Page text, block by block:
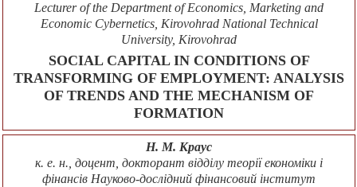
Lecturer of the Department of Economics, Marketing and
Economic Cybernetics, Kirovohrad National Technical
University, Kirovohrad
SOCIAL CAPITAL IN CONDITIONS OF
TRANSFORMING OF EMPLOYMENT: ANALYSIS
OF TRENDS AND THE MECHANISM OF
FORMATION
Н. М. Краус
к. е. н., доцент, докторант відділу теорії економіки і
фінансів Науково-дослідний фінансовий інститут